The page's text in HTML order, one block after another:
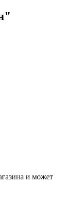
и может